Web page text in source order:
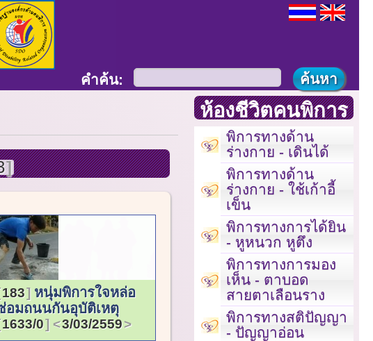
คำค้น:
183
หนุ่มพิการใจหล่อ
อมถนนกันอุบัติเหตุ
1633/0 3/03/2559
ห้องชีวิตคนพิการ
พิการทางด้าน
ร่างกาย - เดินได้
พิการทางด้าน
ร่างกาย - ใช้เก้าอี้
เข็น
พิการทางการได้ยิน
- หูหนวก หูตึง
พิการทางการมอง
เห็น - ตาบอด
สายตาเลือนราง
พิการทางสติปัญญา
- ปัญญาอ่อน